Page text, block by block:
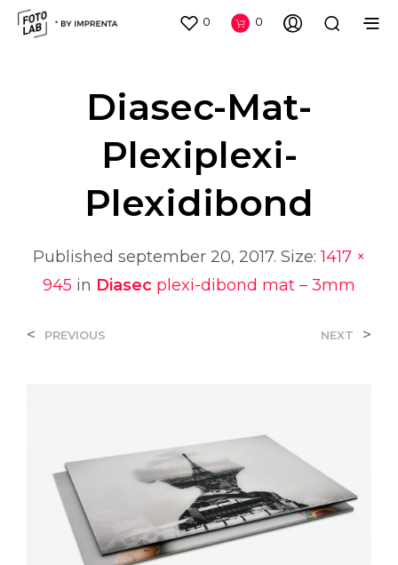
0 0
Diasec-Mat-
Plexiplexi-
Plexidibond
Published september 20, 2017. Size:1417 ×
945 in Diasec plexi-dibond mat – 3mm
< PREVIOUS NEXT >